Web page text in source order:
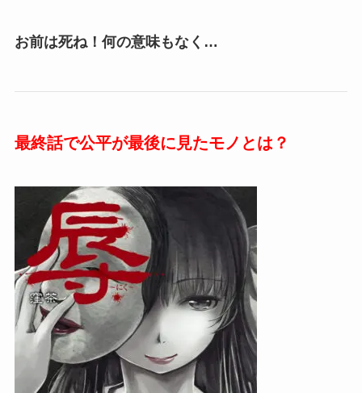
お前は死ね！何の意味もなく…
最終話で公平が最後に見たモノとは？